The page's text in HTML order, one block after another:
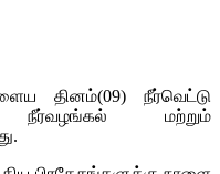
தினம்(09) நீர்வெட்டு
நீர்வழங்கல் மற்றும்